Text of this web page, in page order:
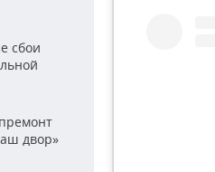
сбои
двор»